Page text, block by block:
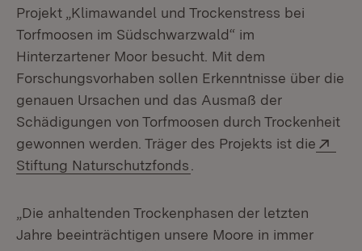
Projekt „Klimawandel und Trockenstress bei
Torfmoosen im Südschwarzwald“ im
Hinterzartener Moor besucht. Mit dem
Forschungsvorhaben sollen Erkenntnisse über die
genauen Ursachen und das Ausmaß der
Schädigungen von Torfmoosen durch Trockenheit
gewonnen werden. Träger des Projekts ist die
Stiftung Naturschutzfonds
„Die anhaltenden Trockenphasen der letzten
Jahre beeinträchtigen unsere Moore in immer